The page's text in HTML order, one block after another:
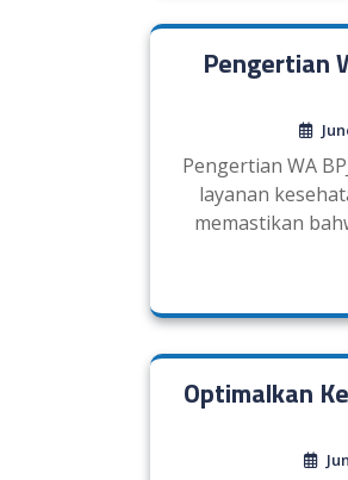
Pengertian
Pengertian WA
layanan
memastikan
Optimalkan